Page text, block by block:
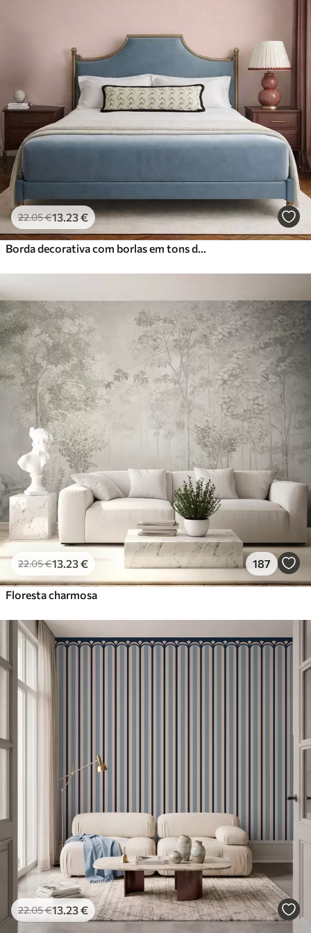
Premium
€ /m²
Vinil Premium
65.0039.00€/m²
Peel and Stick
81.6749.00€/m²
22.05€13 .23€
22.05€13 .23€ 187
Floresta charmosa
22.05€13 .23€